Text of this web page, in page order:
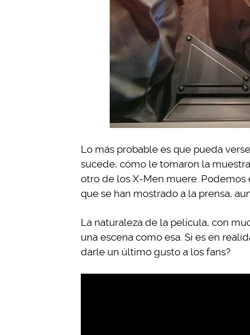
Lo más probable es que pueda
sucede, cómo le tomaron la
otro de los X-Men muere.
que se han mostrado a la prensa,
La naturaleza de la película, con
una escena como esa. Si es en
darle un último gusto a los fans?